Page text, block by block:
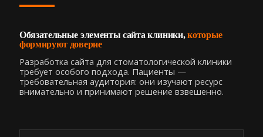
Обязательные элементы сайта клиники,которые
формируют доверие
Разработка сайта для стоматологической клиники
требует особого подхода. Пациенты —
требовательная аудитория: они изучают ресурс
внимательно и принимают решение взвешенно.